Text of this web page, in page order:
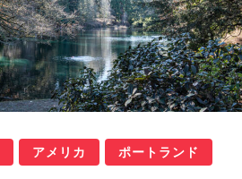
アメリカ ポートランド